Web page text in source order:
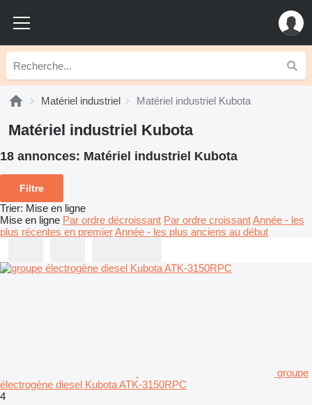
Matériel industriel Matériel industriel Kubota
Matériel industriel Kubota
18 annonces: Matériel industriel Kubota
Filtre
Trier: Mise en ligne
Mise en ligne Par ordre décroissant Par ordre croissantAnnée - les
plus récentes en premierAnnée - les plus anciens au début
groupe
électrogène diesel Kubota ATK-3150RPC
4